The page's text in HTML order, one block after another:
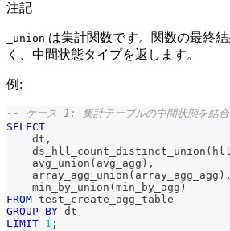
注記
_union は集計関数です。関数の最終
く、中間状態タイプを返します。
例:
-- ケース 1: 集計テーブルの中間状態を結合
SELECT
    dt
,
    ds_hll_count_distinct_union
(
    avg_union
( avg_agg ) ,
    array_agg_union
( array_agg_agg ) ,
    min_by_union
( min_by_agg )
FROM test_create_agg_table
GROUP BY dt
LIMIT 1 ;